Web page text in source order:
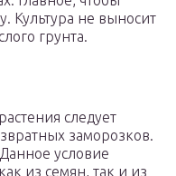
Культура не выносит
грунта.
следует
заморозков.
условие
из семян, так и из